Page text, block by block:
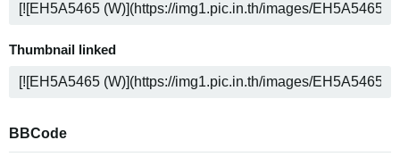
Thumbnail linked
BBCode